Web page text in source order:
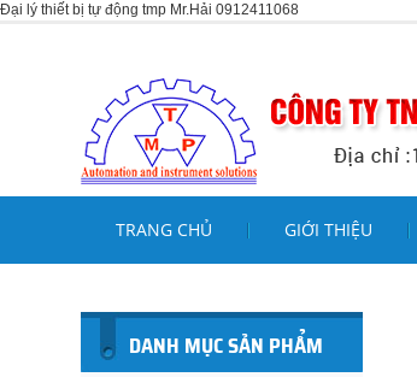
Đại lý thiết bị tự động tmp Mr.Hải 0912411068
TRANG CHỦ GIỚI THIỆU
DANH MỤC SẢN PHẨM